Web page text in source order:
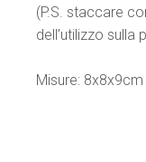
(P.S. staccare
dell’utilizzo sulla
Misure: 8x8x9cm